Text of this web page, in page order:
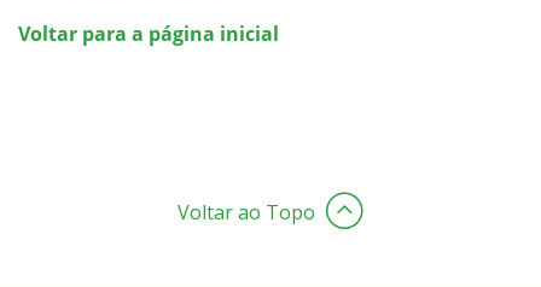
Voltar para a página inicial
Voltar ao Topo